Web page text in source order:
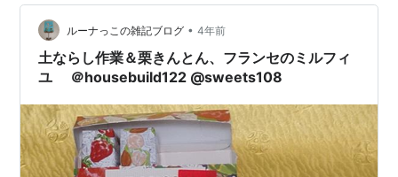
レート →クリーミーで一番甘い。洋酒が含まれています
がやさしい味でまろやか。かといって重くなく…
ルーナっこの雑記ブログ • 4年前
土ならし作業＆栗きんとん、フランセのミルフィ
ユ ＠housebuild122 @sweets108